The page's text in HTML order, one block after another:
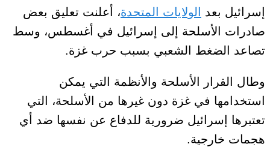
إسرائيل بعد
الولايات المتحدة، أعلنت تعليق بعض
صادرات الأسلحة إلى إسرائيل في أغسطس، وسط
تصاعد الضغط الشعبي بسبب حرب غزة.
وطال القرار الأسلحة والأنظمة التي يمكن
استخدامها في غزة دون غيرها من الأسلحة، التي
تعتبرها إسرائيل ضرورية للدفاع عن نفسها ضد أي
هجمات خارجية.